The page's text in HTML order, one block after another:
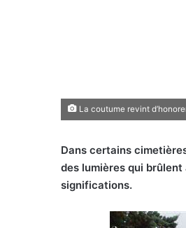
La coutume revint
Dans certains
des lumières qui brûlent
significations.